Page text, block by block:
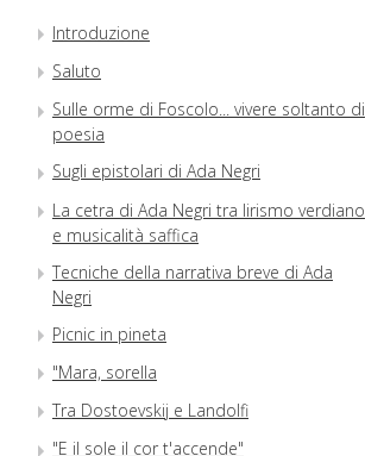
Introduzione
Saluto
Sulle orme di Foscolo... vivere soltanto di
poesia
Sugli epistolari di Ada Negri
La cetra di Ada Negri tra lirismo verdiano
e musicalità saffica
Tecniche della narrativa breve di Ada
Negri
Picnic in pineta
"Mara, sorella
Tra Dostoevskij e Landolfi
"E il sole il cor t'accende"